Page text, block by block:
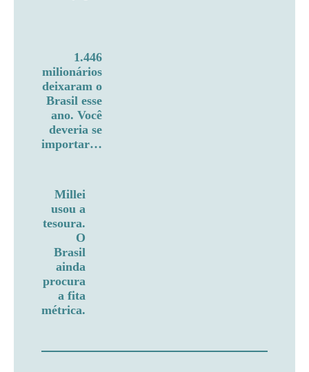
1.446
milionários
deixaram o
Brasil esse
ano. Você
deveria se
importar…
Millei
usou a
tesoura.
O
Brasil
ainda
procura
a fita
métrica.